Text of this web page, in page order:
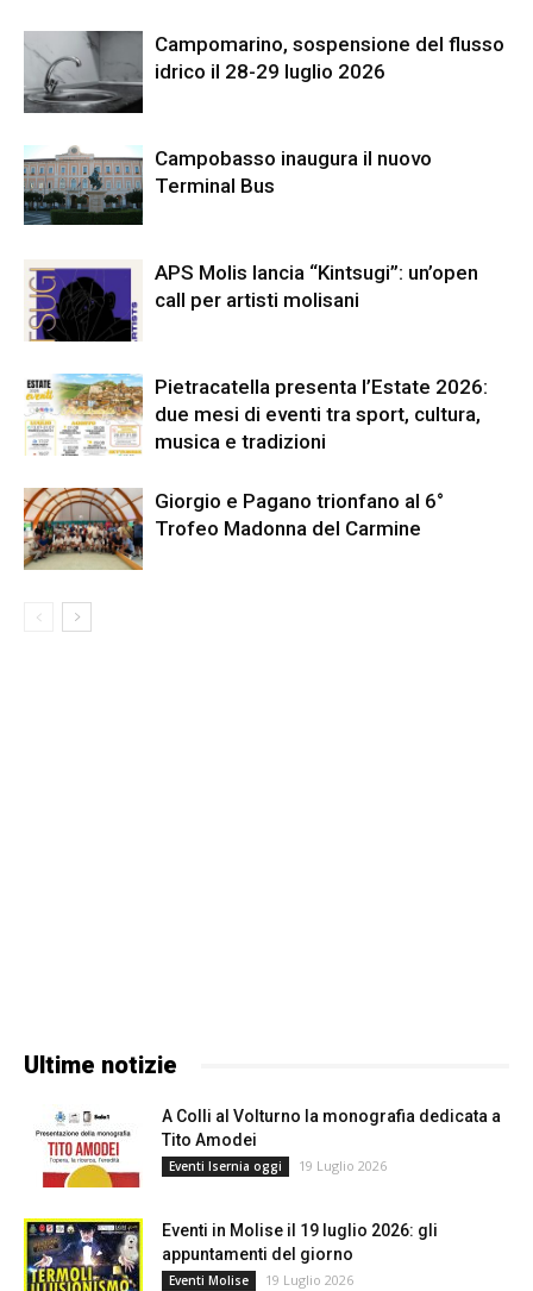
Campomarino, sospensione del flusso
idrico il 28-29 luglio 2026
Campobasso inaugura il nuovo
Terminal Bus
APS Molis lancia “Kintsugi”: un’open
call per artisti molisani
Pietracatella presenta l’Estate 2026:
due mesi di eventi tra sport, cultura,
musica e tradizioni
Giorgio e Pagano trionfano al 6°
Trofeo Madonna del Carmine
Ultime notizie
A Colli al Volturno la monografia dedicata a
Tito Amodei
Eventi Isernia oggi 19 Luglio 2026
Eventi in Molise il 19 luglio 2026: gli
appuntamenti del giorno
Eventi Molise 19 Luglio 2026